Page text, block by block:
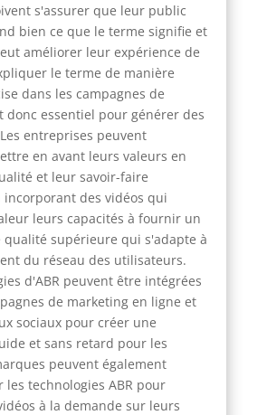
s'assurer que leur public
bien ce que le terme signifie et
améliorer leur expérience de
le terme de manière
dans les campagnes de
donc essentiel pour générer des
entreprises peuvent
en avant leurs valeurs en
et leur savoir-faire
des vidéos qui
leurs capacités à fournir un
qualité supérieure qui s'adapte à
du réseau des utilisateurs.
d'ABR peuvent être intégrées
de marketing en ligne et
sociaux pour créer une
et sans retard pour les
peuvent également
les technologies ABR pour
à la demande sur leurs